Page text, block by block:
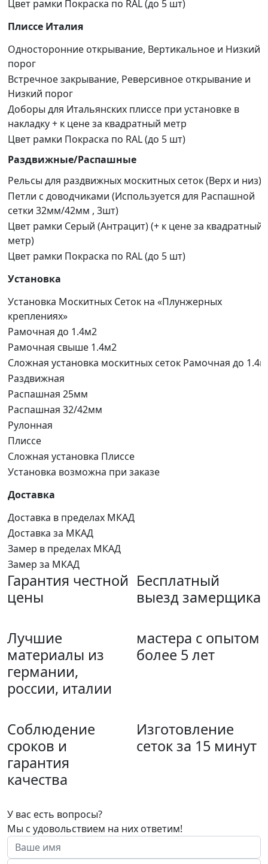
Цвет рамки Покраска по RAL (до 5 шт)
Плиссе Италия
Односторонние открывание, Вертикальное и Низкий
порог
Встречное закрывание, Реверсивное открывание и
Низкий порог
Доборы для Итальянских плиссе при установке в
накладку + к цене за квадратный метр
Цвет рамки Покраска по RAL (до 5 шт)
Раздвижные/Распашные
Рельсы для раздвижных москитных сеток (Верх и низ)
Петли с доводчиками (Используется для Распашной
сетки 32мм/42мм , 3шт)
Цвет рамки Серый (Антрацит) (+ к цене за квадратный
метр)
Цвет рамки Покраска по RAL (до 5 шт)
Установка
Установка Москитных Сеток на «Плунжерных
креплениях»
Рамочная до 1.4м2
Рамочная свыше 1.4м2
Сложная установка москитных сеток Рамочная до
Раздвижная
Распашная 25мм
Распашная 32/42мм
Рулонная
Плиссе
Сложная установка Плиссе
Установка возможна при заказе
Доставка
Доставка в пределах МКАД
Доставка за МКАД
Замер в пределах МКАД
Замер за МКАД
Гарантия честной
цены
Бесплатный
выезд замерщика
Лучшие
материалы из
германии,
россии, италии
мастера с опытом
более 5 лет
Соблюдение
сроков и
гарантия
качества
Изготовление
сеток за 15 минут
У вас есть вопросы?
Мы с удовольствием на них ответим!